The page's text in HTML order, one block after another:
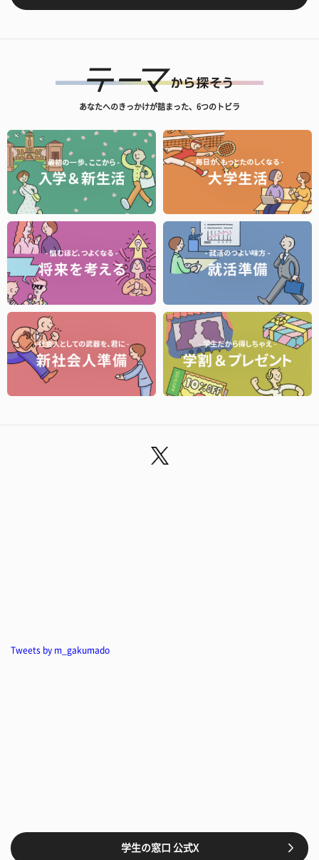
あなたへのきっかけが詰まった、6つのトビラ
Tweets by m_gakumado
学生の窓口 公式X